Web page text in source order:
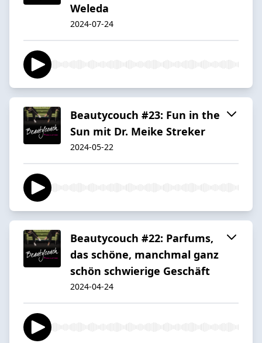
Weleda
2024-07-24
Beautycouch #23: Fun in the
Sun mit Dr. Meike Streker
2024-05-22
Beautycouch #22: Parfums,
das schöne, manchmal ganz
schön schwierige Geschäft
2024-04-24